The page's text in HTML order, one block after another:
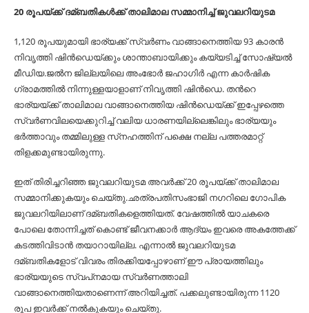
20 രൂപയ്ക്ക് ദമ്ബതികള്‍ക്ക് താലിമാല സമ്മാനിച്ച്‌ ജുവലറിയുടമ
1,120 രൂപയുമായി ഭാര്യക്ക് സ്വര്‍ണം വാങ്ങാനെത്തിയ 93 കാരന്‍
നിവൃത്തി ഷിന്‍ഡെയ്ക്കും ശാന്താബായിക്കും കയ്യടിച്ച്‌ സോഷ്യല്‍
മീഡിയ.ജല്‍ന ജില്ലയിലെ അംഭോര്‍ ജഹാഗിര്‍ എന്ന കാര്‍ഷിക
ഗ്രാമത്തില്‍ നിന്നുള്ളയാളാണ് നിവൃത്തി ഷിന്‍ഡെ. തന്‍റെ
ഭാര്യയ്ക്ക് താലിമാല വാങ്ങാനെത്തിയ ഷിന്‍ഡെയ്ക്ക് ഇപ്പേഴത്തെ
സ്വര്‍ണവിലയെക്കുറിച്ച്‌ വലിയ ധാരണയില്ലെങ്കിലും ഭാര്യയും
ഭര്‍ത്താവും തമ്മിലുള്ള സ്‌നഹത്തിന് പക്ഷെ നല്ല പത്തരമാറ്റ്
തിളക്കമുണ്ടായിരുന്നു.
ഇത് തിരിച്ചറിഞ്ഞ ജുവലറിയുടമ അവര്‍ക്ക് 20 രൂപയ്ക്ക് താലിമാല
സമ്മാനിക്കുകയും ചെയ്തു.ഛത്രപതിസംഭാജി നഗറിലെ ഗോപിക
ജുവലറിയിലാണ് ദമ്ബതികളെത്തിയത്. വേഷത്തില്‍ യാചകരെ
പോലെ തോന്നിച്ചത് കൊണ്ട് ജീവനക്കാര്‍ ആദ്യം ഇവരെ അകത്തേക്ക്
കടത്തിവിടാന്‍ തയാറായില്ല. എന്നാല്‍ ജുവലറിയുടമ
ദമ്ബതികളോട് വിവരം തിരക്കിയപ്പോഴാണ് ഈ പ്രായത്തിലും
ഭാര്യയുടെ സ്വപ്‌നമായ സ്വര്‍ണത്താലി
വാങ്ങാനെത്തിയതാണെന്ന് അറിയിച്ചത്. പക്കലുണ്ടായിരുന്ന 1120
രൂപ ഇവര്‍ക്ക് നല്‍കുകയും ചെയ്തു.